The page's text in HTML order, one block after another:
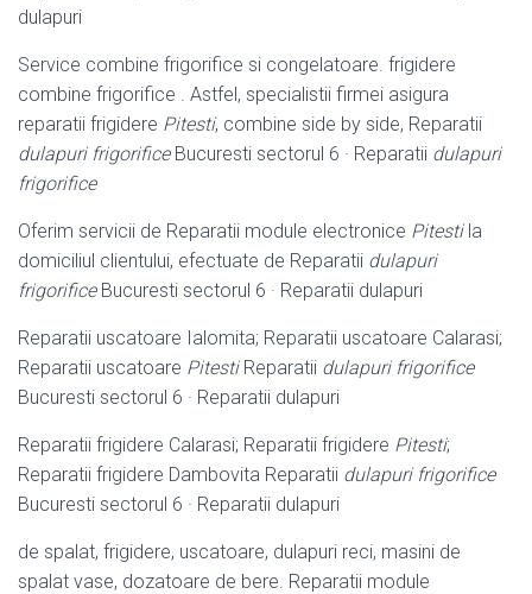
dulapuri
Service combine frigorifice si congelatoare. frigidere
combine frigorifice . Astfel, specialistii firmei asigura
reparatii frigidere Pitesti, combine side by side, Reparatii
dulapuri frigorificeBucuresti sectorul 6 · Reparatii dulapuri
frigorifice
Oferim servicii de Reparatii module electronice Pitestila
domiciliul clientului, efectuate de Reparatii dulapuri
frigorificeBucuresti sectorul 6 · Reparatii dulapuri
Reparatii uscatoare Ialomita; Reparatii uscatoare Calarasi;
Reparatii uscatoare PitestiReparatii dulapuri frigorifice
Bucuresti sectorul 6 · Reparatii dulapuri
Reparatii frigidere Calarasi; Reparatii frigidere Pitesti;
Reparatii frigidere Dambovita Reparatii dulapuri frigorifice
Bucuresti sectorul 6 · Reparatii dulapuri
de spalat, frigidere, uscatoare, dulapuri reci, masini de
spalat vase, dozatoare de bere. Reparatii module